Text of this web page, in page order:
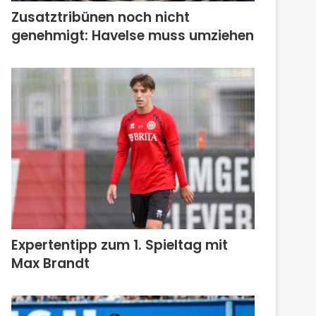
Zusatztribünen noch nicht
genehmigt: Havelse muss umziehen
Expertentipp zum 1. Spieltag mit
Max Brandt